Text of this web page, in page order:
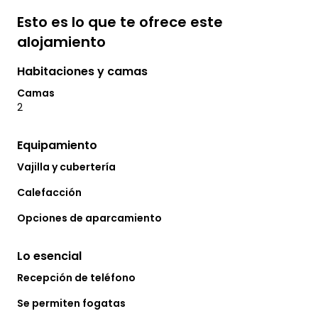
Esto es lo que te ofrece este
alojamiento
Habitaciones y camas
Camas
2
Equipamiento
Vajilla y cubertería
Calefacción
Opciones de aparcamiento
Lo esencial
Recepción de teléfono
Se permiten fogatas